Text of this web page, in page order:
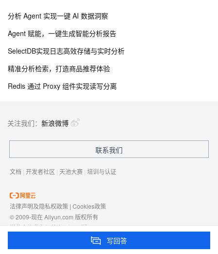
分析 Agent 实现一键 AI 数据洞察
Agent 赋能，一键生成智能分析报告
SelectDB实现日志高效存储与实时分析
精准分析检索，打造商品推荐体验
Redis 通过 Proxy 组件实现读写分离
写回答
关注我们： 新浪微博
联系我们
文档 | 开发者社区 | 天池大赛 | 培训与认证
法律声明及隐私权政策 | Cookies政策
© 2009-现在 Aliyun.com 版权所有
增值电信业务经营许可证： 浙B2-20080101
浙D3-20210002
浙公网安备 33010602009975号浙B2-20080101-4